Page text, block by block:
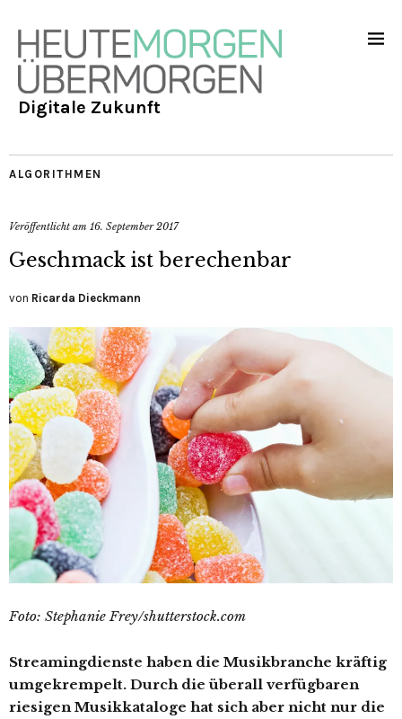
Digitale Zukunft
ALGORITHMEN
Veröffentlicht am 16. September 2017
Geschmack ist berechenbar
von Ricarda Dieckmann
Foto: Stephanie Frey/shutterstock.com
Streamingdienste haben die Musikbranche kräftig
umgekrempelt. Durch die überall verfügbaren
riesigen Musikkataloge hat sich aber nicht nur die